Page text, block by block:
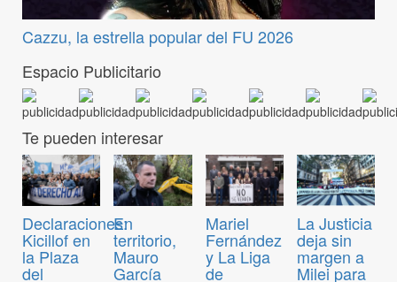
Cazzu, la estrella popular del FU 2026
Espacio Publicitario
Te pueden interesar
Declaraciones:
Kicillof en
la Plaza
del
En
territorio,
Mauro
García
Mariel
Fernández
y La Liga
de
La Justicia
deja sin
margen a
Milei para